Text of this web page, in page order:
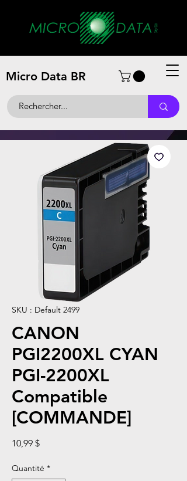
Micro Data BR
SKU : Default 2499
CANON
PGI2200XL CYAN
PGI-2200XL
Compatible
[COMMANDE]
10,99 $Prix
Quantité *